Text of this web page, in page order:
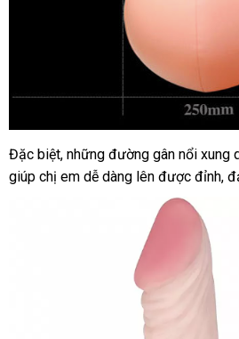
Dương
vật
dịch
vụ
Đặc biệtĐài
Loan
, cũ
những đường gân nổi xung
giúp chị em dễ dàng lên thế
giới
được đỉnh,